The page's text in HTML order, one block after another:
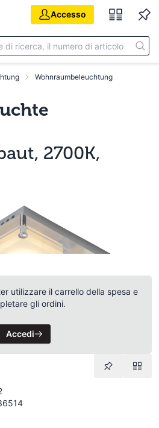
Accesso
Wohnraumbeleuchtung
2700K,
utilizzare il carrello della spesa e
gli ordini.
Accedi